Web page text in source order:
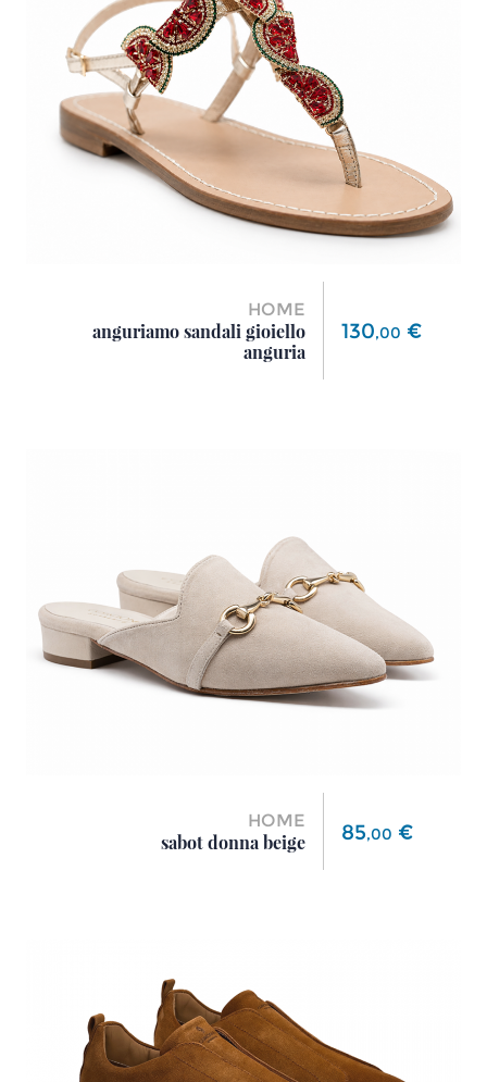
HOME
anguriamo sandali gioiello
anguria
Prezzo
130,00 €
HOME
sabot donna beige
Prezzo
85,00 €